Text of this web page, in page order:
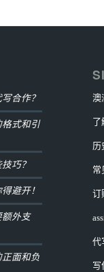
合作？
式和引
巧？
避开！
外支
面和负
澳
了
历
常
订
代
写